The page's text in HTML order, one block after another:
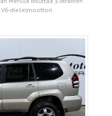
dieselmoottori.